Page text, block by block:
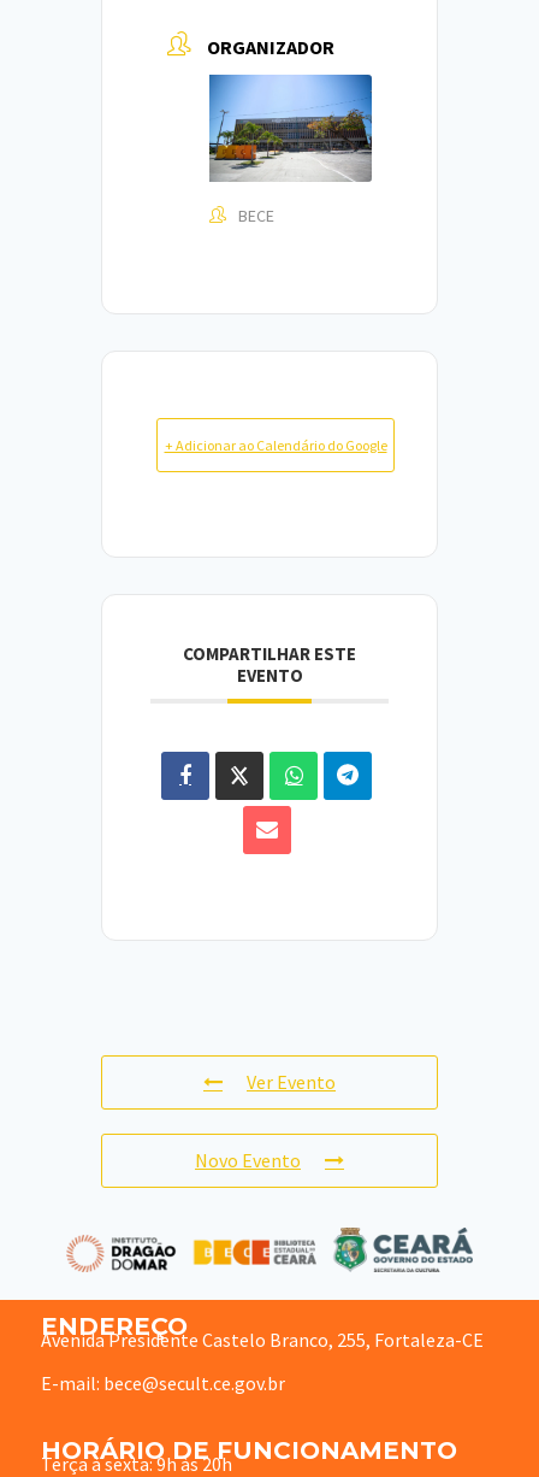
ORGANIZADOR
BECE
+ Adicionar ao Calendário do Google
COMPARTILHAR ESTE
EVENTO
Ver Evento
Novo Evento
ENDEREÇO
Avenida Presidente Castelo Branco, 255, Fortaleza-CE
E-mail: bece@secult.ce.gov.br
HORÁRIO DE FUNCIONAMENTO
Terça à sexta: 9h às 20h